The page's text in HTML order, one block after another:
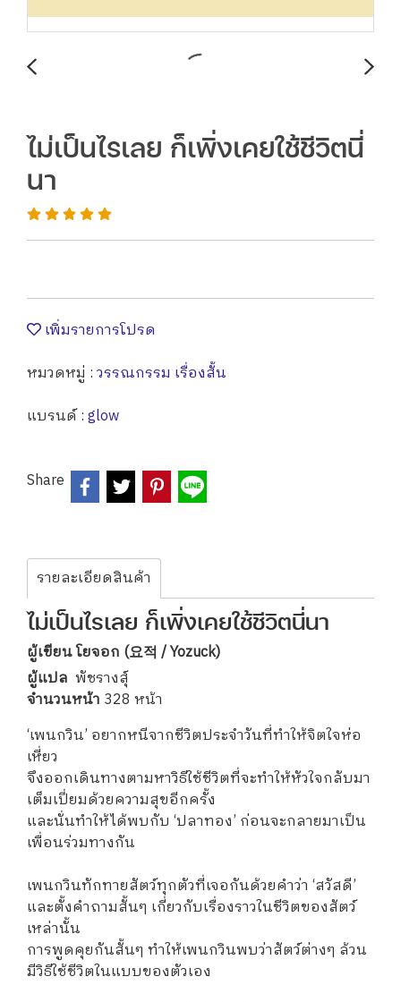
ไม่เป็นไรเลย ก็เพิ่งเคยใช้ชีวิตนี่
นา
เพิ่มรายการโปรด
หมวดหมู่ :วรรณกรรม เรื่องสั้น
แบรนด์ :glow
Share
รายละเอียดสินค้า
ไม่เป็นไรเลย ก็เพิ่งเคยใช้ชีวิตนี่นา
ผู้เขียน โยจอก (요적 / Yozuck)
ผู้แปล พัชรางสุ์
จำนวนหน้า 328 หน้า
‘เพนกวิน’ อยากหนีจากชีวิตประจำวันที่ทำให้จิตใจห่อ
เหี่ยว
จึงออกเดินทางตามหาวิธีใช้ชีวิตที่จะทำให้หัวใจกลับมา
เต็มเปี่ยมด้วยความสุขอีกครั้ง
และนั่นทำให้ได้พบกับ ‘ปลาทอง’ ก่อนจะกลายมาเป็น
เพื่อนร่วมทางกัน
เพนกวินทักทายสัตว์ทุกตัวที่เจอกันด้วยคำว่า ‘สวัสดี’
และตั้งคำถามสั้นๆ เกี่ยวกับเรื่องราวในชีวิตของสัตว์
เหล่านั้น
การพูดคุยกันสั้นๆ ทำให้เพนกวินพบว่าสัตว์ต่างๆ ล้วน
มีวิธีใช้ชีวิตในแบบของตัวเอง